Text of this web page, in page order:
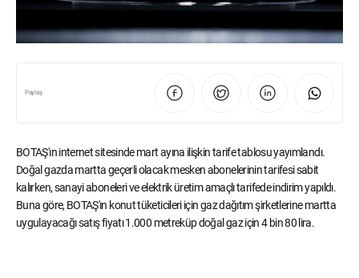
Paylaş
BOTAŞ'ın internet sitesinde mart ayına ilişkin tarife tablosu yayımlandı.
Doğal gazda martta geçerli olacak mesken abonelerinin tarifesi sabit
kalırken, sanayi aboneleri ve elektrik üretim amaçlı tarifede indirim yapıldı.
Buna göre, BOTAŞ'ın konut tüketicileri için gaz dağıtım şirketlerine martta
uygulayacağı satış fiyatı 1.000 metreküp doğal gaz için 4 bin 80 lira.